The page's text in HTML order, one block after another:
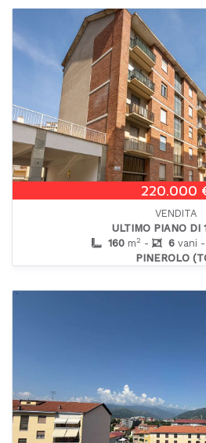
220.000
VENDITA
ULTIMO PIANO DI
160m2 - 6vani -
PINEROLO